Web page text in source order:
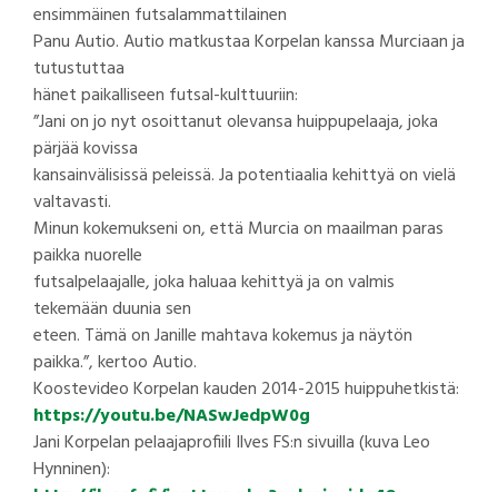
ensimmäinen futsalammattilainen
Panu Autio. Autio matkustaa Korpelan kanssa Murciaan ja
tutustuttaa
hänet paikalliseen futsal-kulttuuriin:
”Jani on jo nyt osoittanut olevansa huippupelaaja, joka
pärjää kovissa
kansainvälisissä peleissä. Ja potentiaalia kehittyä on vielä
valtavasti.
Minun kokemukseni on, että Murcia on maailman paras
paikka nuorelle
futsalpelaajalle, joka haluaa kehittyä ja on valmis
tekemään duunia sen
eteen. Tämä on Janille mahtava kokemus ja näytön
paikka.”, kertoo Autio.
Koostevideo Korpelan kauden 2014-2015 huippuhetkistä:
https://youtu.be/NASwJedpW0g
Jani Korpelan pelaajaprofiili Ilves FS:n sivuilla (kuva Leo
Hynninen):